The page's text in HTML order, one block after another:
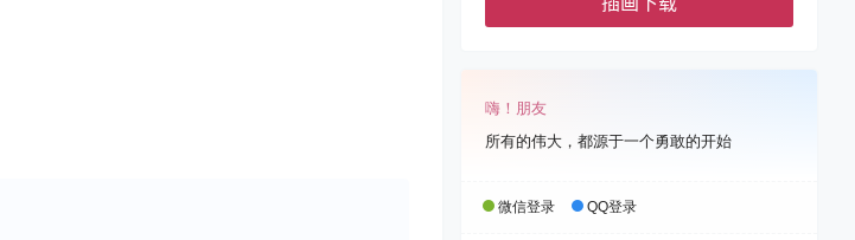
嗨！朋友
所有的伟大，都源于一个勇敢的开始
微信登录 QQ登录